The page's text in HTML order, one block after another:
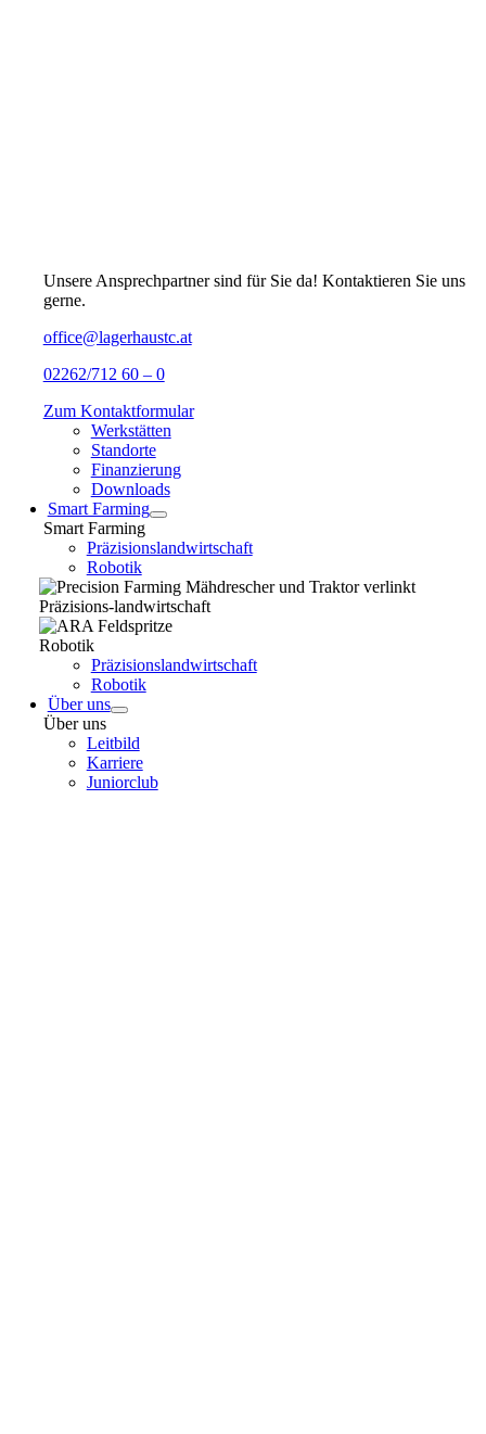
Unsere Ansprechpartner sind für Sie da! Kontaktieren Sie uns
gerne.
office@lagerhaustc.at
02262/712 60 – 0
Zum Kontaktformular
Werkstätten
Standorte
Finanzierung
Downloads
Smart Farming
Smart Farming
Präzisionslandwirtschaft
Robotik
Präzisions-landwirtschaft
Robotik
Präzisionslandwirtschaft
Robotik
Über uns
Über uns
Leitbild
Karriere
Juniorclub